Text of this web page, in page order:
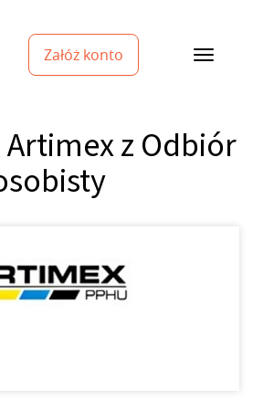
Załóż konto
z Odbiór